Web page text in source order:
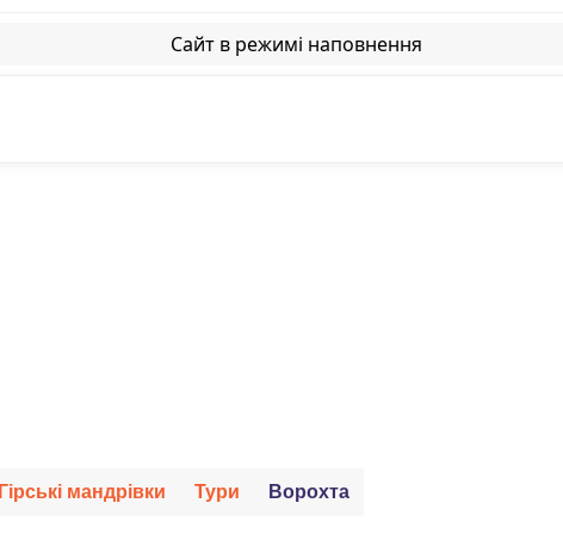
Сайт в режимі наповнення
Гірські мандрівки Тури Ворохта